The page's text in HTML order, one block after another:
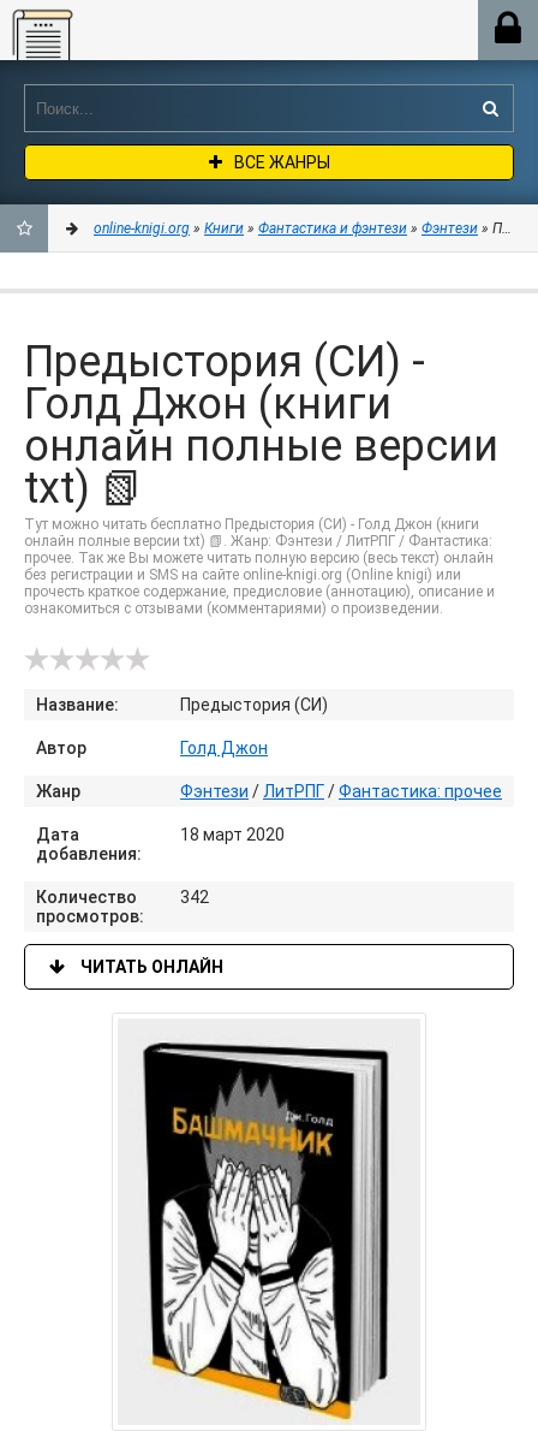
Online-knigi.org
ВСЕ ЖАНРЫ
ЗАКЛАДКИ
online-knigi.org » Книги » Фантастика и фэнтези » Фэнтези »
Предыстория (СИ) -
Голд Джон (книги
онлайн полные версии
txt) 📗
Тут можно читать бесплатно Предыстория (СИ) - Голд Джон (книги
онлайн полные версии txt) 📗. Жанр: Фэнтези / ЛитРПГ / Фантастика:
прочее. Так же Вы можете читать полную версию (весь текст) онлайн
без регистрации и SMS на сайте online-knigi.org (Online knigi) или
прочесть краткое содержание, предисловие (аннотацию), описание и
ознакомиться с отзывами (комментариями) о произведении.
Название: Предыстория (СИ)
Автор Голд Джон
Жанр Фэнтези / ЛитРПГ/Фантастика: прочее
Дата
добавления:
18 март 2020
Количество
просмотров:
342
ЧИТАТЬ ОНЛАЙН